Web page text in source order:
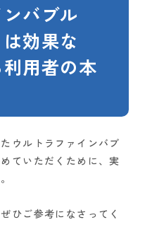
バブル
は効果な
用者の本
ウルトラファインバブ
ていただくために、実
ひご参考になさってく